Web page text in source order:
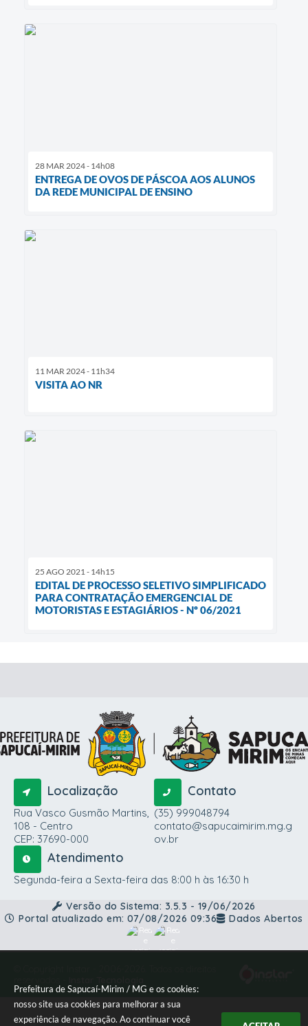
Prefeitura de Sapucaí-Mirim / MG e os cookies:
nosso site usa cookies para melhorar a sua
experiência de navegação. Ao continuar você
28 MAR 2024 - 14h08
ENTREGA DE OVOS DE PÁSCOA AOS ALUNOS
DA REDE MUNICIPAL DE ENSINO
11 MAR 2024 - 11h34
VISITA AO NR
25 AGO 2021 - 14h15
EDITAL DE PROCESSO SELETIVO SIMPLIFICADO
PARA CONTRATAÇÃO EMERGENCIAL DE
MOTORISTAS E ESTAGIÁRIOS - Nº 06/2021
Localização
Rua Vasco Gusmão Martins,
108 - Centro
CEP: 37690-000
Contato
(35) 999048794
contato@sapucaimirim.mg.g
ov.br
Atendimento
Segunda-feira a Sexta-feira das 8:00 h às 16:30 h
Versão do Sistema: 3.5.3 - 19/06/2026
Portal atualizado em:07/08/2026 09:36 Dados Abertos